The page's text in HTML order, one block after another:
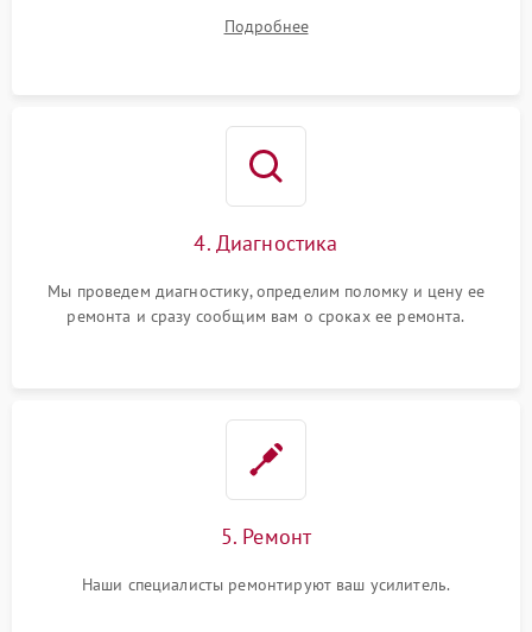
Подробнее
4. Диагностика
Мы проведем диагностику, определим поломку и цену ее
ремонта и сразу сообщим вам о сроках ее ремонта.
5. Ремонт
Наши специалисты ремонтируют ваш усилитель.